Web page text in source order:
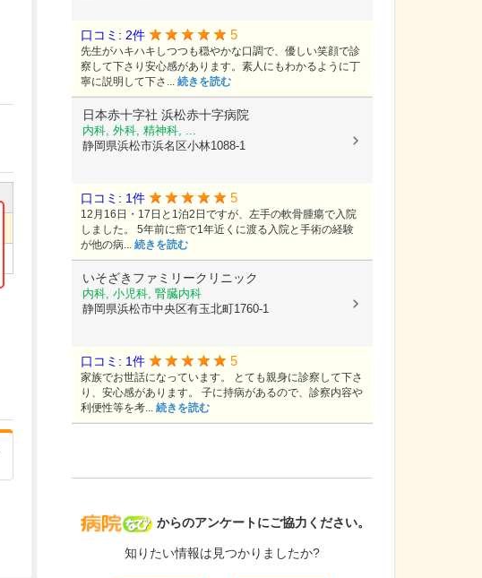
病院なび
からのアンケートにご協力ください。
知りたい情報は見つかりましたか?
口コミ: 2件 5
先生がハキハキしつつも穏やかな口調で、優しい笑顔で診
察して下さり安心感があります。素人にもわかるように丁
寧に説明して下さ... 続きを読む
日本赤十字社 浜松赤十字病院
内科, 外科, 精神科, ...
静岡県浜松市浜名区小林1088-1
口コミ: 1件 5
12月16日・17日と1泊2日ですが、左手の軟骨腫瘍で入院
しました。 5年前に癌で1年近くに渡る入院と手術の経験
が他の病... 続きを読む
いそざきファミリークリニック
内科, 小児科, 腎臓内科
静岡県浜松市中央区有玉北町1760-1
口コミ: 1件 5
家族でお世話になっています。 とても親身に診察して下さ
り、安心感があります。 子に持病があるので、診察内容や
利便性等を考... 続きを読む